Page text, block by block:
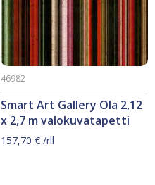
Smart Art Gallery Ola 2,12
x 2,7 m valokuvatapetti
46982
157,70 € /rll